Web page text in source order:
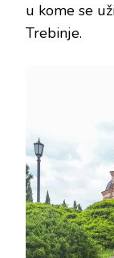
u kome se
Trebinje.